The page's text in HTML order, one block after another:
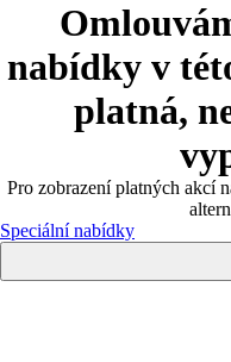
nabídky v
platná,
Pro zobrazení platných akcí
Speciální nabídky